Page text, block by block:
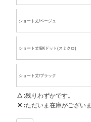
ショート丈/ベージュ
ショート丈/BKドット(スミクロ)
ショート丈/ブラック
△ 残りわずかです。
✕ ただいま在庫がござい